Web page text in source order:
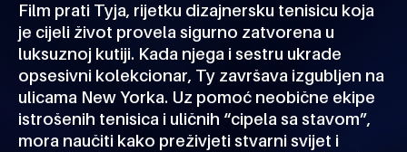
Film prati Tyja, rijetku dizajnersku tenisicu koja
je cijeli život provela sigurno zatvorena u
luksuznoj kutiji. Kada njega i sestru ukrade
opsesivni kolekcionar, Ty završava izgubljen na
ulicama New Yorka. Uz pomoć neobične ekipe
istrošenih tenisica i uličnih “cipela sa stavom”,
mora naučiti kako preživjeti stvarni svijet i